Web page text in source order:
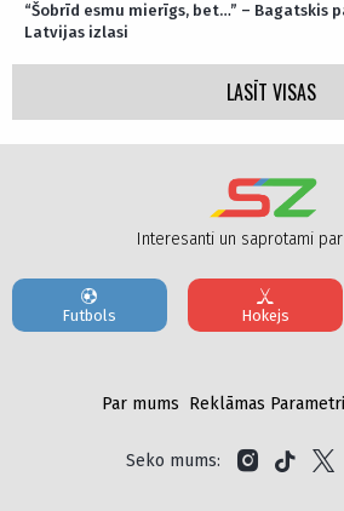
“Šobrīd esmu mierīgs, bet…” – Bagatskis
Latvijas izlasi
LASĪT VISAS
Interesanti un saprotami
Futbols Hokejs
Par mums Reklāmas Parametri
Seko mums: